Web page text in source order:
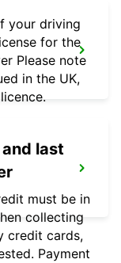
your driving
for the
Please note
in the UK,
last
must be in
collecting
credit cards,
Payment